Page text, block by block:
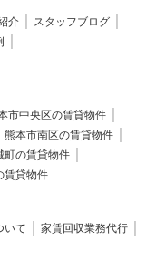
介
スタッフブログ
市中央区の賃貸物件
熊本市南区の賃貸物件
町の賃貸物件
賃貸物件
いて
家賃回収業務代行